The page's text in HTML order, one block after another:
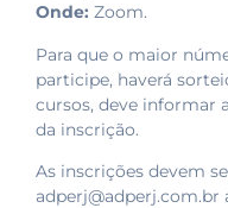
Onde: Zoom.
Para que o maior
participe, haverá
cursos, deve informar
da inscrição.
As inscrições devem
adperj@adperj.com.br